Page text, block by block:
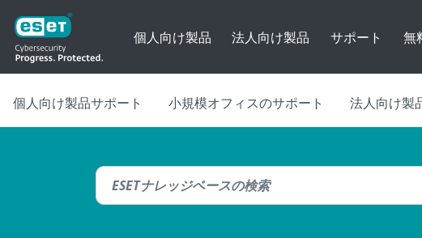
個人向け製品 法人向け製品 サポート 無
個人向け製品サポート 小規模オフィスのサポート 法人向け製